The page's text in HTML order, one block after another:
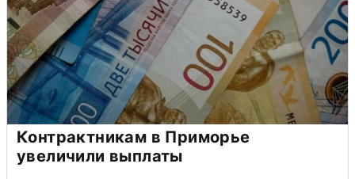
Контрактникам в Приморье
увеличили выплаты